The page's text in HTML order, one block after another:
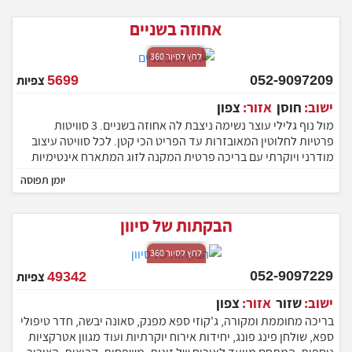
אחוזה בשניים
לחץ לסיור 360
052-9097209
5699צפיות
ישוב:חוסן אזור:צפון
מול נוף גלילי עוצר נשימה ניצבת לה אחוזה בשניים. 3 סוויטות
פרטיות לחלוטין המאובזרות עד הפריט הכי קטן. לכל סוויטה עיצוב
מודרני ויוקרתי עם בריכה פרטית המקנה לזוג המתארח אינטימיות
יומן תפוסה
הבקתות של סיוון
לחץ לסיור 360
052-9097229
49342 צפיות
ישוב:שזור אזור:צפון
בריכה מחוממת ומקורה, ג'קוזי ספא מפנק, סאונה יבשה, חדר טיפולי
ספא, שולחן פינג פונג, יחידות אירוח יוקרתיות ועוד מגוון אטרקציות